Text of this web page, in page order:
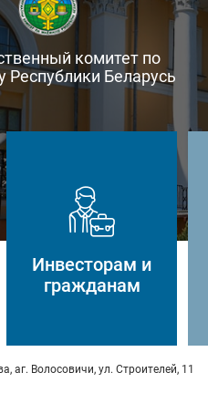
комитет по
Республики Беларусь
Инвесторам и
гражданам
аг. Волосовичи, ул. Строителей, 11